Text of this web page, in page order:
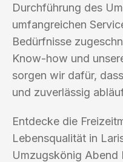
Durchführung des
umfangreichen
Bedürfnisse
Know-how und
sorgen wir dafür,
und zuverlässig
Entdecke die
Lebensqualität in
Umzugskönig Abend